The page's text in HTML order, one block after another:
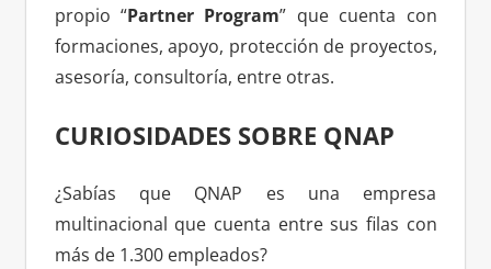
propio “Partner Program” que cuenta con
formaciones, apoyo, protección de proyectos,
asesoría, consultoría, entre otras.
CURIOSIDADES SOBRE QNAP
¿Sabías que QNAP es una empresa
multinacional que cuenta entre sus filas con
más de 1.300 empleados?